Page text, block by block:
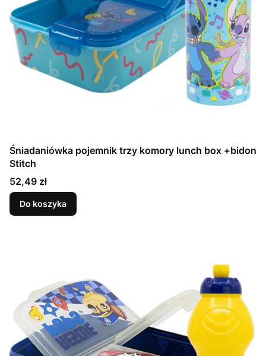
Śniadaniówka pojemnik trzy komory lunch box +bidon
Stitch
Cena
52,49 zł
Do koszyka